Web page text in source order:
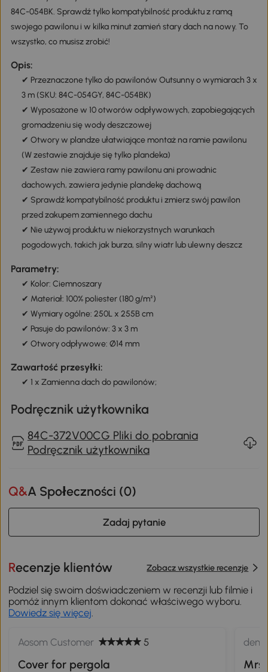
84C-054BK. Sprawdź tylko kompatybilność produktu z ramą
swojego pawilonu i w kilka minut zamień stary dach na nowy. To
wszystko, co musisz zrobić!
Opis:
✔ Przeznaczone tylko do pawilonów Outsunny o wymiarach 3 x
3 m (SKU: 84C-054GY, 84C-054BK)
✔ Wyposażone w 10 otworów odpływowych, zapobiegających
gromadzeniu się wody deszczowej
✔ Otwory w plandze ułatwiające montaż na ramie pawilonu
(W zestawie znajduje się tylko plandeka)
✔ Zestaw nie zawiera ramy pawilonu ani prowadnic
dachowych, zawiera jedynie plandekę dachową
✔ Sprawdź kompatybilność produktu i zmierz swój pawilon
przed zakupem zamiennego dachu
✔ Nie używaj produktu w niekorzystnych warunkach
pogodowych, takich jak burza, silny wiatr lub ulewny deszcz
Parametry:
✔ Kolor: Ciemnoszary
✔ Materiał: 100% poliester (180 g/m²)
✔ Wymiary ogólne: 250L x 255B cm
✔ Pasuje do pawilonów: 3 x 3 m
✔ Otwory odpływowe: Ø14 mm
Zawartość przesyłki:
✔ 1 x Zamienna dach do pawilonów;
Podręcznik użytkownika
84C-372V00CG Pliki do pobrania
Podręcznik użytkownika
Q&A Społeczności (0)
Zadaj pytanie
Recenzje klientów Zobacz wszystkie recenzje
Podziel się swoim doświadczeniem w recenzji lub filmie i
pomóż innym klientom dokonać właściwego wyboru.
Dowiedz się więcej
Aosom Customer 5
Cover for pergola Mrs